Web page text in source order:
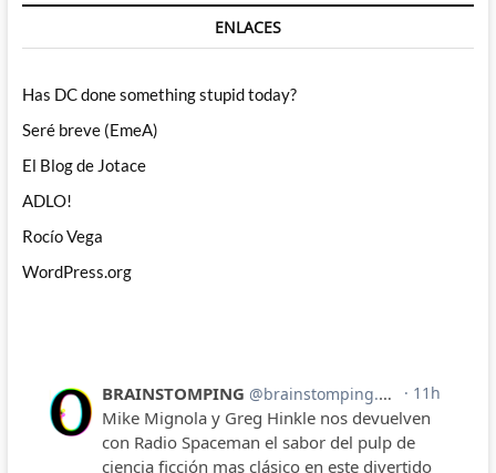
ENLACES
Has DC done something stupid today?
Seré breve (EmeA)
El Blog de Jotace
ADLO!
Rocío Vega
WordPress.org